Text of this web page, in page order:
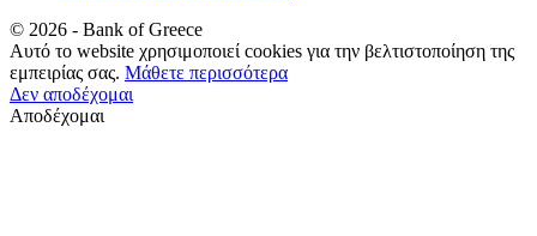
© 2026 - Bank of Greece
Αυτό το website χρησιμοποιεί cookies για την βελτιστοποίηση της
εμπειρίας σας. Μάθετε περισσότερα
Δεν αποδέχομαι
Αποδέχομαι